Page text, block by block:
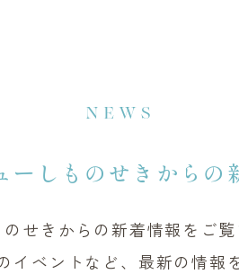
NEWS
ーしものせきからの
せきからの新着情報をご覧
イベントなど、最新の情報